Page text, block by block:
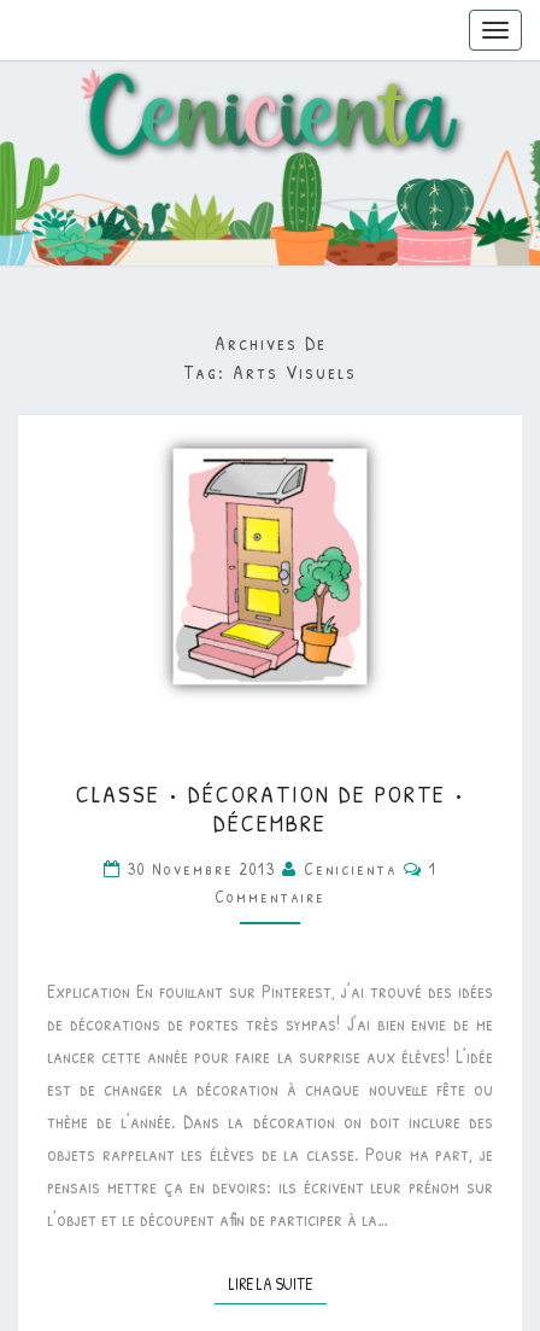
Archives De
Tag: Arts Visuels
•
DÉCORATION
DE
PORTE
CLASSE • DÉCORATION DE PORTE •
DÉCEMBRE
30 Novembre 2013 Cenicienta
1
Commentaire
Explication En fouillant sur Pinterest, j’ai trouvé des idées
de décorations de portes très sympas! J’ai bien envie de me
lancer cette année pour faire la surprise aux élèves! L’idée
est de changer la décoration à chaque nouvelle fête ou
thème de l’année. Dans la décoration on doit inclure des
objets rappelant les élèves de la classe. Pour ma part, je
pensais mettre ça en devoirs: ils écrivent leur prénom sur
l’objet et le découpent afin de participer à la…
LIRE LA SUITELIRE LA SUITE